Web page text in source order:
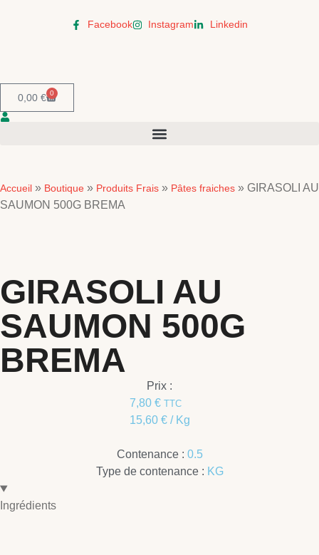
Facebook Instagram Linkedin
0,00 € 0
Accueil » Boutique » Produits Frais » Pâtes fraiches » GIRASOLI AU
SAUMON 500G BREMA
GIRASOLI AU
SAUMON 500G
BREMA
Prix :
7,80 € TTC
15,60 €/ Kg
Contenance : 0.5
Type de contenance : KG
Ingrédients